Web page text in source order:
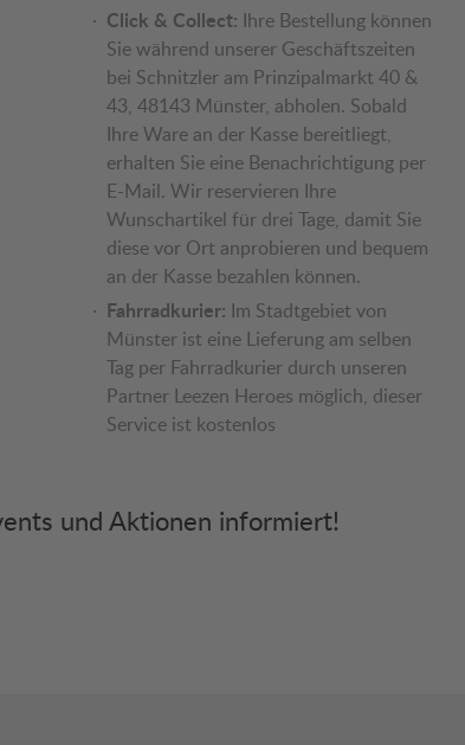
Click & Collect: Ihre Bestellung können
Sie während unserer Geschäftszeiten
bei Schnitzler am Prinzipalmarkt 40 &
43, 48143 Münster, abholen. Sobald
Ihre Ware an der Kasse bereitliegt,
erhalten Sie eine Benachrichtigung per
E-Mail. Wir reservieren Ihre
Wunschartikel für drei Tage, damit Sie
diese vor Ort anprobieren und bequem
an der Kasse bezahlen können.
Fahrradkurier: Im Stadtgebiet von
Münster ist eine Lieferung am selben
Tag per Fahrradkurier durch unseren
Partner Leezen Heroes möglich, dieser
Service ist kostenlos
und Aktionen informiert!